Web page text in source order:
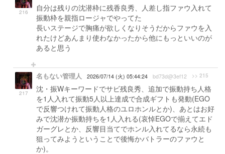
216
自分は残りの沈潜枠に残香良秀、人差し指ファウ入れて
振動枠を親指ロージャでやってた
長いステージで胸痛が欲しくなりそうだからファウを入
れたけどあんまり使わなかったから他にもっといいのが
あると思う
217
名もない管理人 2026/07/14 (火) 05:44:24 bd73d@3ef12 >> 215
沈・振Wキーワードでサビ残良秀、追加で振動持ち人格
を1人入れて振動5人以上達成で合成ギフトも発動(EGO
で反響つけれて振動人格のユロホンルとか)、あとはお好
みで沈潜か振動持ちを1人入れる(哀悼EGOで揃えてエド
ガーグレとか、反響目当てでホンル入れてるなら永続も
狙ってみようということで後悔かバトラーのファウと
か)。